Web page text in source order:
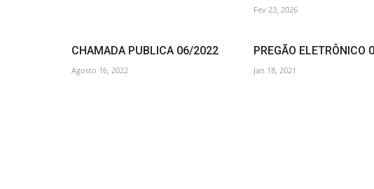
Fev 23, 2026
CHAMADA PUBLICA 06/2022
Agosto 16, 2022
PREGÃO ELETRÔNICO
Jan 18, 2021